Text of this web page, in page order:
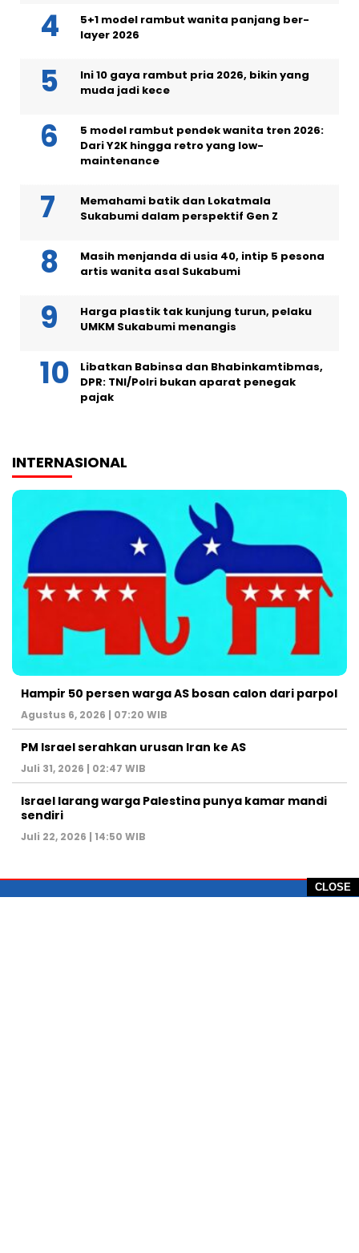
CLOSE
5+1 model rambut wanita panjang ber-
layer 2026
Ini 10 gaya rambut pria 2026, bikin yang
muda jadi kece
5 model rambut pendek wanita tren 2026:
Dari Y2K hingga retro yang low-
maintenance
Memahami batik dan Lokatmala
Sukabumi dalam perspektif Gen Z
Masih menjanda di usia 40, intip 5 pesona
artis wanita asal Sukabumi
Harga plastik tak kunjung turun, pelaku
UMKM Sukabumi menangis
Libatkan Babinsa dan Bhabinkamtibmas,
DPR: TNI/Polri bukan aparat penegak
pajak
INTERNASIONAL
Hampir 50 persen warga AS bosan calon dari parpol
Agustus 6, 2026 | 07:20 WIB
PM Israel serahkan urusan Iran ke AS
Juli 31, 2026 | 02:47 WIB
Israel larang warga Palestina punya kamar mandi
sendiri
Juli 22, 2026 | 14:50 WIB